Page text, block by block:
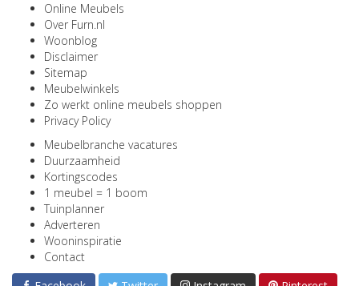
Online Meubels
Over Furn.nl
Woonblog
Disclaimer
Sitemap
Meubelwinkels
Zo werkt online meubels shoppen
Privacy Policy
Meubelbranche vacatures
Duurzaamheid
Kortingscodes
1 meubel = 1 boom
Tuinplanner
Adverteren
Wooninspiratie
Contact